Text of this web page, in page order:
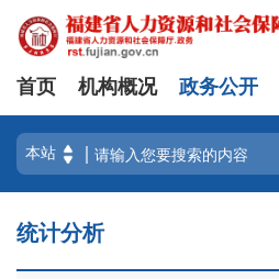
首页 机构概况 政务公开
统计分析